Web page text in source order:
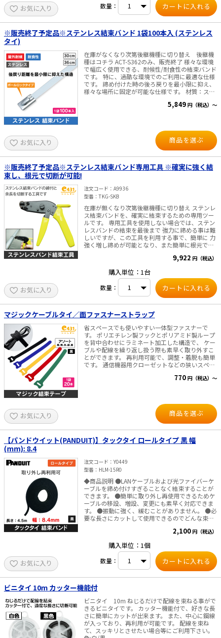
お気に入り
数量：
※販売終了予定品※ステンレス結束バンド 1袋100本入 (ステンレス
タイ)
在庫がなくなり次第後継機種に切り替え 後継機
種はコチラ ACT-S362のみ、販売終了 様々な環境
で幅広く使用できる、耐候性/耐食性の結束バンド
です。 特に、過酷な環境でのご利用に最適な仕様
です。 締め付けた時の後ろ戻りを最小限に抑え、
様々な場所に固定が可能な仕様です。 材質：ステ
440N 幅：4.6mm 使用温度：-80～560℃ ※専用
5,849 円（税込）～
お気に入り 商品を選ぶ
※販売終了予定品※ステンレス結束バンド専用工具 ※確実に強く結
束し、根元で切断が可能!
注文コード
A9936
型番
TKG-SKB
在庫が無くなり次第後継機種に切り替え ステンレ
ス結束バンドを、確実に結束するための専用ツー
ルです。 専用工具を使用しない場合では、ステン
レスバンドの結束を最後まで 強力に締める事は難
しいですが、この工具を利用する事で、簡単に 力
強く増し締めが可能となり、また簡単に根元で切
バンドの使用可能幅:10mmまで 対応するステンレ
具で締付を行う際には、8㎝以上の余長が必要と
なります。 結束バンドの長さを選択される際に
は、その余長をご考慮ください。
9,922 円（税込）
お気に入り
購入単位：1台
数量：
マジックケーブルタイ／面ファスナーストラップ
省スペースでも使いやすい一体型ファスナーで
す。 ポリエチレン製フックとポリアミド製ループ
を背中合わせにラミネート加工した構造で、 ケー
ブルや配線を繰り返し扱う際も素早く取り外すこ
とができます。 再利用可能で、調整・着脱も簡単
です。 通信機器用クローゼットなどの狭いスペー
（黒、青、赤、緑、黄各4本）
770 円（税込）～
お気に入り 商品を選ぶ
【パンドウイット(PANDUIT)】タックタイ ロールタイプ 黒 幅
(mm): 8.4
注文コード
Y0449
型番
HLM-15R0
◆商品説明 ●LANケーブルおよび光ファイバーケ
ーブルを締め付けすぎることなく結束することが
できます。 ●簡単に取り外し再使用できるためケ
ーブルの移設、増設、変更にも素早く対応できま
す。 ●振動に強く、緩むことがありません。 ●必
要な長さにカットして使用できるのでどんな束線
用環境: 屋内 ●長さ (m): 4.5 ●幅 (mm): 8.4 ●厚
ープ引張強度 N(kg): 80 ●固定方式: 粘着式
2,100 円（税込）
お気に入り
購入単位：1個
数量：
ビニタイ 10m カッター機能付
ビニタイ 10m ねじるだけで配線を束ねる事がで
きるビニタイです。 カッター機能付で、好きな長
さに簡単にカットが出来ます。 また、中心に鋼線
が入っており、再利用が可能です。 配線を束ね
て、スッキリとさせたい場合等にご利用下さい。